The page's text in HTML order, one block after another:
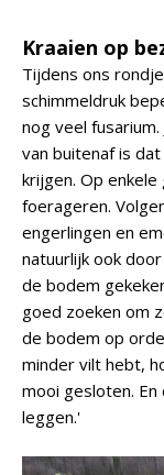
Kraaien op
Tijdens ons
schimmeldruk
nog veel
van buitenaf is
krijgen. Op
foerageren.
engerlingen en
natuurlijk ook
de bodem
goed zoeken om
de bodem op
minder vilt hebt,
mooi gesloten.
leggen.'